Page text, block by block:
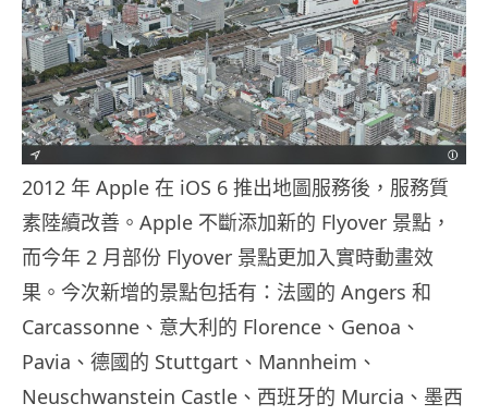
2012 年 Apple 在 iOS 6 推出地圖服務後，服務質
素陸續改善。Apple 不斷添加新的 Flyover 景點，
而今年 2 月部份 Flyover 景點更加入實時動畫效
果。今次新增的景點包括有：法國的 Angers 和
Carcassonne、意大利的 Florence、Genoa、
Pavia、德國的 Stuttgart、Mannheim、
Neuschwanstein Castle、西班牙的 Murcia、墨西